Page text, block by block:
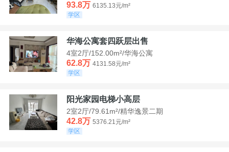
93.8万 6135.13元/m²
学区
华海公寓套四跃层出售
4室2厅/152.00m²/华海公寓
62.8万 4131.58元/m²
学区
阳光家园电梯小高层
2室2厅/79.61m²/精华逸景二期
42.8万 5376.21元/m²
学区